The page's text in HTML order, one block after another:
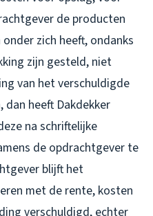
de producten
zich heeft, ondanks
zijn gesteld, niet
van het verschuldigde
heeft Dakdekker
na schriftelijke
de opdrachtgever te
blijft het
met de rente, kosten
verschuldigd, echter